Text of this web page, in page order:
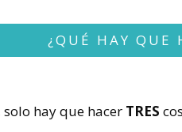
¿QUÉ HAY QUE
solo hay que hacer TRES